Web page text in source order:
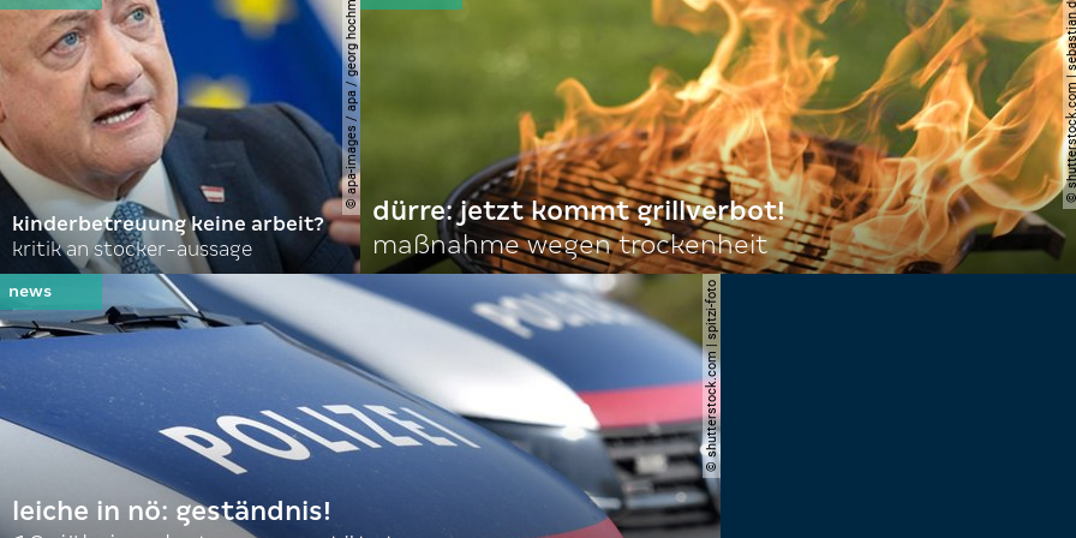
© apa-images / apa / georg hochmuth
kinderbetreuung keine arbeit?
kritik an stocker-aussage
©
dürre: jetzt kommt grillverbot!
maßnahme wegen trockenheit
© shutterstock.com | spitzi-foto
leiche in nö: geständnis!